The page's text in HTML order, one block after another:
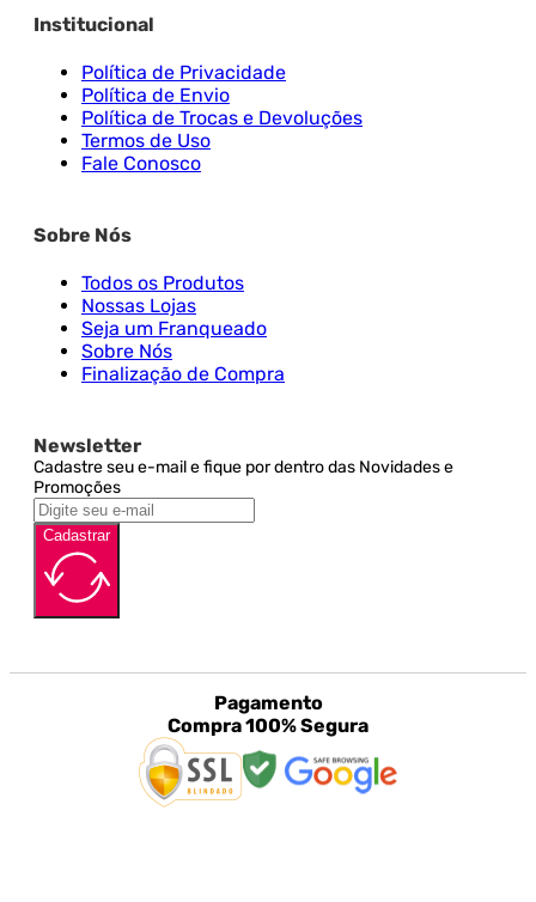
Institucional
Política de Privacidade
Política de Envio
Política de Trocas e Devoluções
Termos de Uso
Fale Conosco
Sobre Nós
Todos os Produtos
Nossas Lojas
Seja um Franqueado
Sobre Nós
Finalização de Compra
Newsletter
Cadastre seu e-mail e fique por dentro das Novidades e
Promoções
Cadastrar
Pagamento
Compra 100% Segura